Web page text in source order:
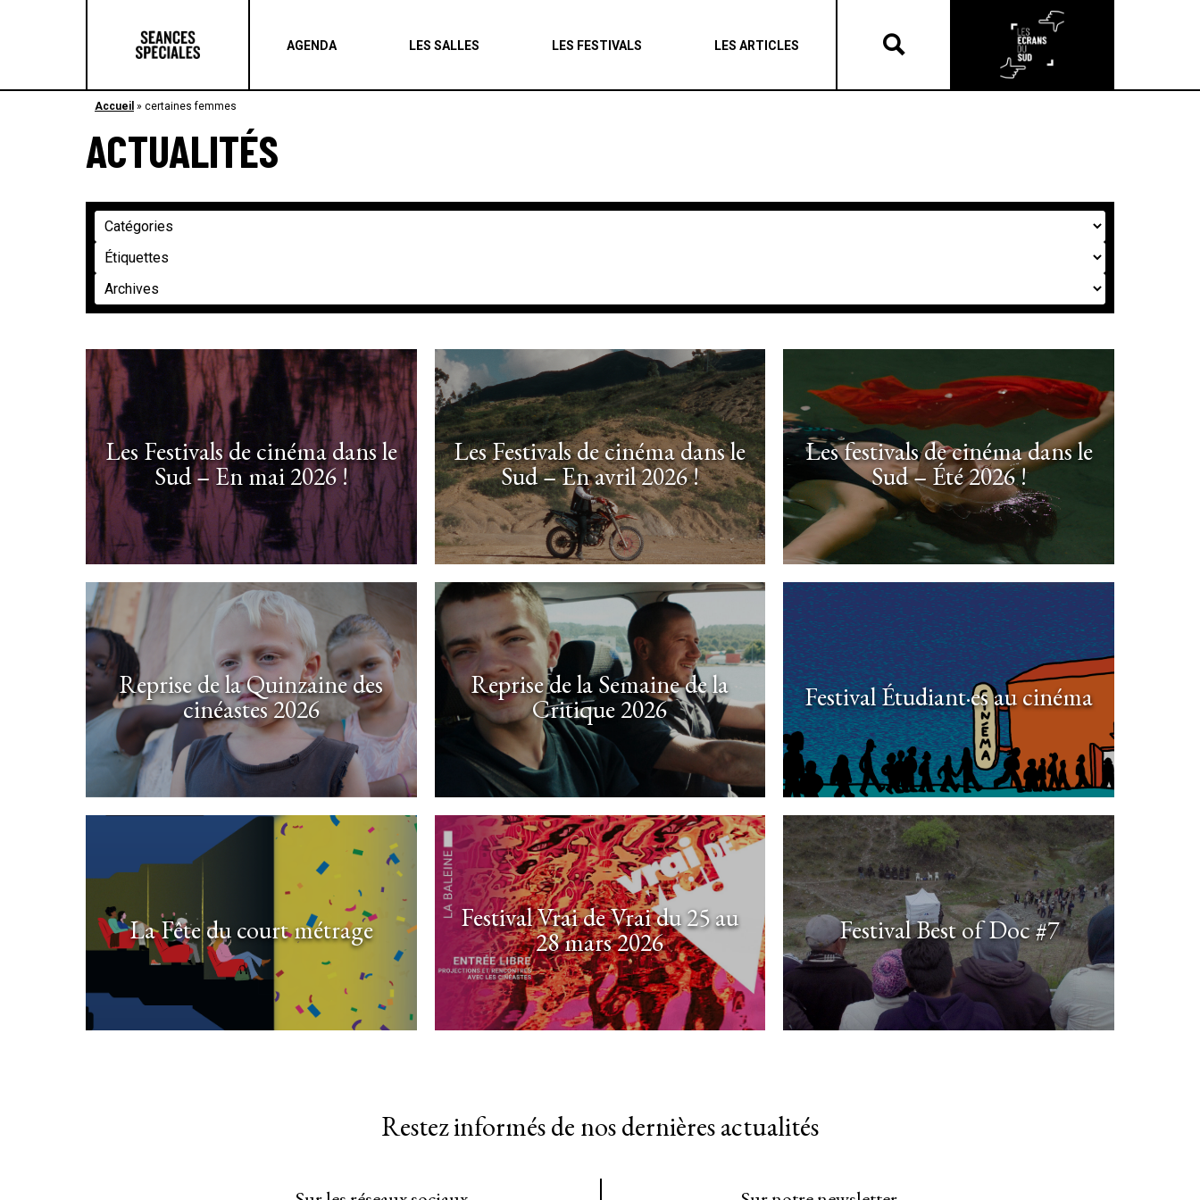
AGENDA LES SALLES LES FESTIVALS LES ARTICLES
Accueil » certaines femmes
ACTUALITÉS
Les Festivals de cinéma dans le
Sud – En mai 2026 !
Les Festivals de cinéma dans le
Sud – En avril 2026 !
Les festivals de cinéma dans le
Sud – Été 2026 !
Reprise de la Quinzaine des
cinéastes 2026
Reprise de la Semaine de la
Critique 2026 Festival Étudiant·es au cinéma
La Fête du court métrage Festival Vrai de Vrai du 25 au
28 mars 2026 Festival Best of Doc #7
Restez informés de nos dernières actualités